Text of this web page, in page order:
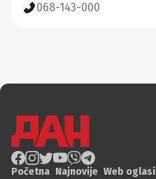
068-143-000
Početna Najnovije Web oglasi